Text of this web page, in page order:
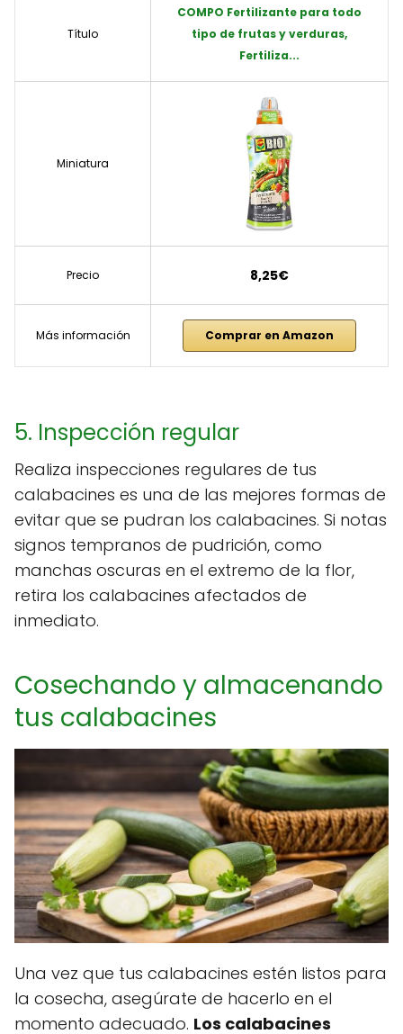
Título
COMPO Fertilizante para todo
tipo de frutas y verduras,
Fertiliza...
Miniatura
Precio 8,25€
Más información Comprar en Amazon
5. Inspección regular
Realiza inspecciones regulares de tus
calabacines es una de las mejores formas de
evitar que se pudran los calabacines. Si notas
signos tempranos de pudrición, como
manchas oscuras en el extremo de la flor,
retira los calabacines afectados de
inmediato.
Cosechando y almacenando
tus calabacines
Una vez que tus calabacines estén listos para
la cosecha, asegúrate de hacerlo en el
momento adecuado. Los calabacines